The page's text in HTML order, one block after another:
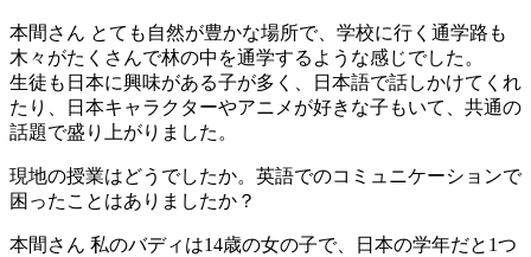
本間さん とても自然が豊かな場所で、学校に行く通学路も
木々がたくさんで林の中を通学するような感じでした。
生徒も日本に興味がある子が多く、日本語で話しかけてくれ
たり、日本キャラクターやアニメが好きな子もいて、共通の
話題で盛り上がりました。
現地の授業はどうでしたか。英語でのコミュニケーションで
困ったことはありましたか？
本間さん 私のバディは14歳の女の子で、日本の学年だと1つ